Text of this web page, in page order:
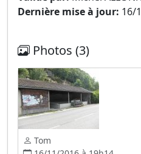
Dernière mise à jour: 16/
Photos (3)
Tom